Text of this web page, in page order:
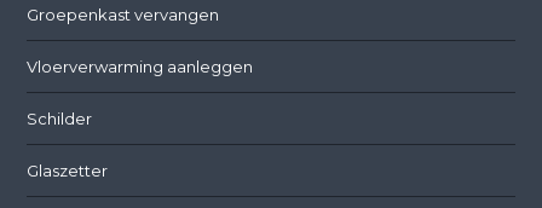
Groepenkast vervangen
Vloerverwarming aanleggen
Schilder
Glaszetter